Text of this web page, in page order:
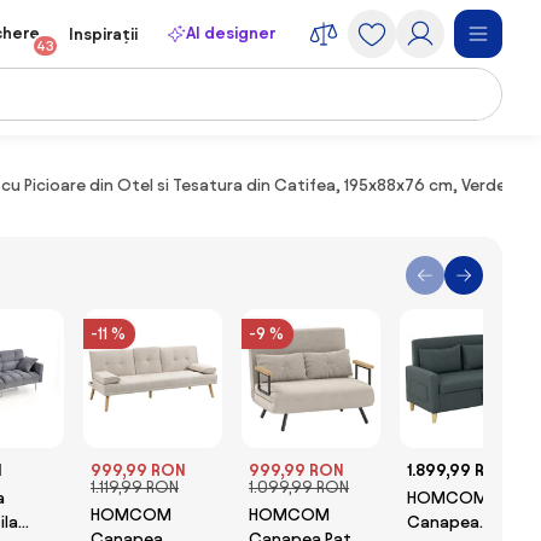
43
Inspirații AI designer
Picioare din Otel si Tesatura din Catifea, 195x88x76 cm, Verde
-11 %
999,99 RON
1.119,99 RON
HOMCOM
-9 %
999,99 RON
1.099,99 RON
HOMCOM
1.899,99 RON
HOMCOM
Canapea